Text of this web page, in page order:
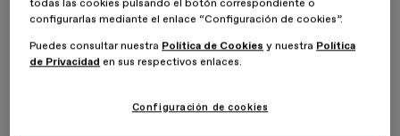
Ruidoes el proyecto de Samuel Lumbreras
Online en Diseño Editorial y PublicacionesDigitales de
ESDESIGN.
Este trabajo nace de una visión profunda acerca de la música
industrial a través de las bandas icónicas y representativas, así
todas las cookies pulsando el botón correspondiente o
configurarlas mediante el enlace “Configuración de cookies”.
Puedes consultar nuestra Política de Cookies y nuestra Política
de Privacidad en sus respectivos enlaces.
Configuración de cookies